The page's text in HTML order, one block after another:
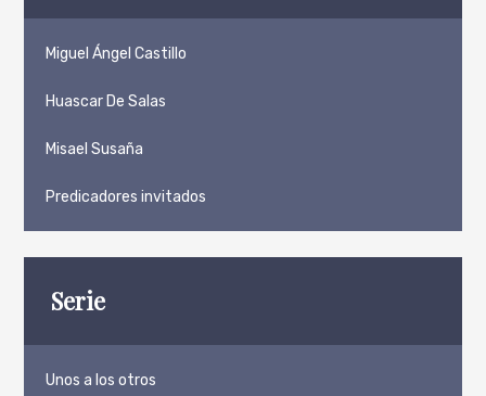
Miguel Ángel Castillo
Huascar De Salas
Misael Susaña
Predicadores invitados
Serie
Unos a los otros